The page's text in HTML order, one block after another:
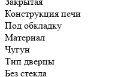
Конструкция печи
Под обкладку
Материал
Чугун
Тип дверцы
Без стекла